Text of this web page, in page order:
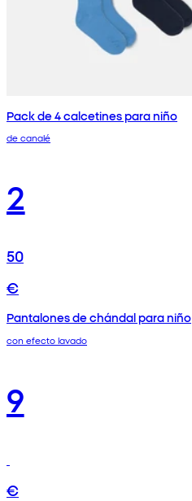
Pack de 4 calcetines para niño
de canalé
2
50
€
Pantalones de chándal para niño
con efecto lavado
9
€